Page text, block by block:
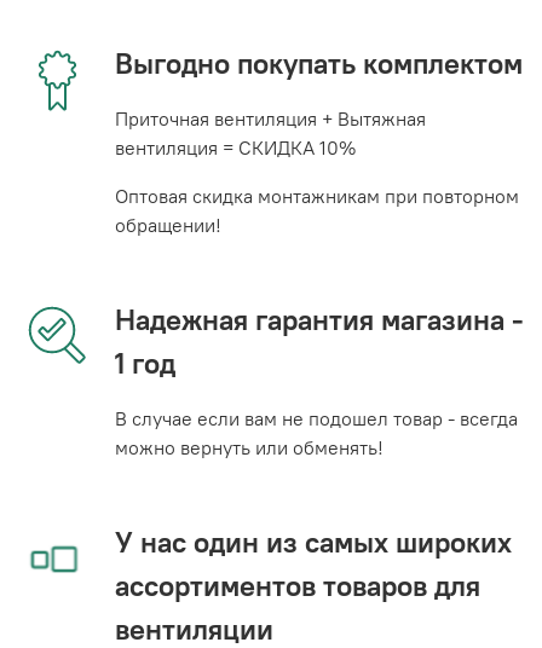
Выгодно покупать комплектом
Приточная вентиляция + Вытяжная
вентиляция = СКИДКА 10%
Оптовая скидка монтажникам при повторном
обращении!
Надежная гарантия магазина -
1 год
В случае если вам не подошел товар - всегда
можно вернуть или обменять!
У нас один из самых широких
ассортиментов товаров для
вентиляции